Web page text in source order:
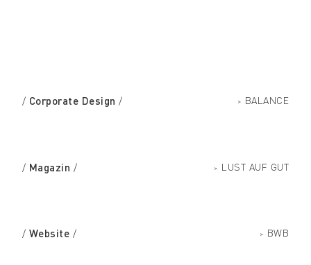
/ Corporate Design / > BALANCE
/ Magazin / > LUST AUF GUT
/ Website / > BWB